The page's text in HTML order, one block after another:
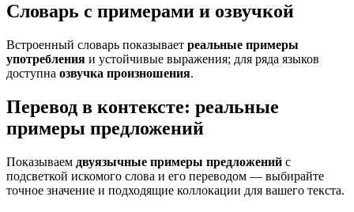
Словарь с примерами и озвучкой
Встроенный словарь показывает реальные примеры
употребления и устойчивые выражения; для ряда языков
доступна озвучка произношения.
Перевод в контексте: реальные
примеры предложений
Показываем двуязычные примеры предложений с
подсветкой искомого слова и его переводом — выбирайте
точное значение и подходящие коллокации для вашего текста.